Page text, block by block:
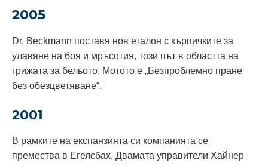
2005
Dr. Beckmann поставя нов еталон с кърпичките за
улавяне на боя и мръсотия, този път в областта на
грижата за бельото. Мотото е „Безпроблемно пране
без обезцветяване“.
2001
В рамките на експанзията си компанията се
премества в Егелсбах. Двамата управители Хайнер